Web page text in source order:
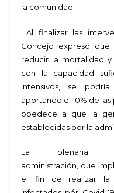
la comunidad.
Al finalizar las
Concejo expresó
reducir la mortalidad
con la capacidad
intensivos, se
aportando el 10% de
obedece a que la
establecidas por la
La
administración, que
el fin de realizar la